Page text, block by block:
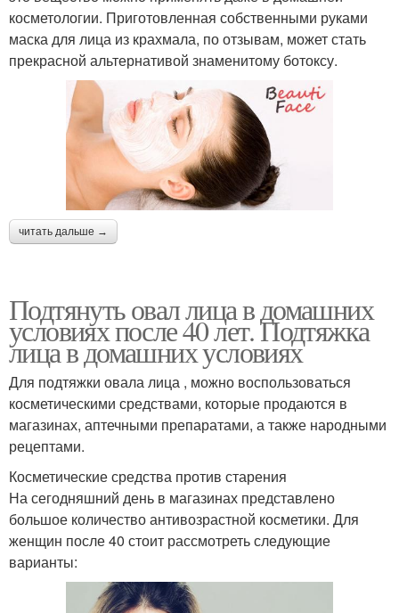
косметологии. Приготовленная собственными руками
маска для лица из крахмала, по отзывам, может стать
прекрасной альтернативой знаменитому ботоксу.
читать дальше →
Подтянуть овал лица в домашних
условиях после 40 лет. Подтяжка
лица в домашних условиях
Для подтяжки овала лица , можно воспользоваться
косметическими средствами, которые продаются в
магазинах, аптечными препаратами, а также народными
рецептами.
Косметические средства против старения
На сегодняшний день в магазинах представлено
большое количество антивозрастной косметики. Для
женщин после 40 стоит рассмотреть следующие
варианты: